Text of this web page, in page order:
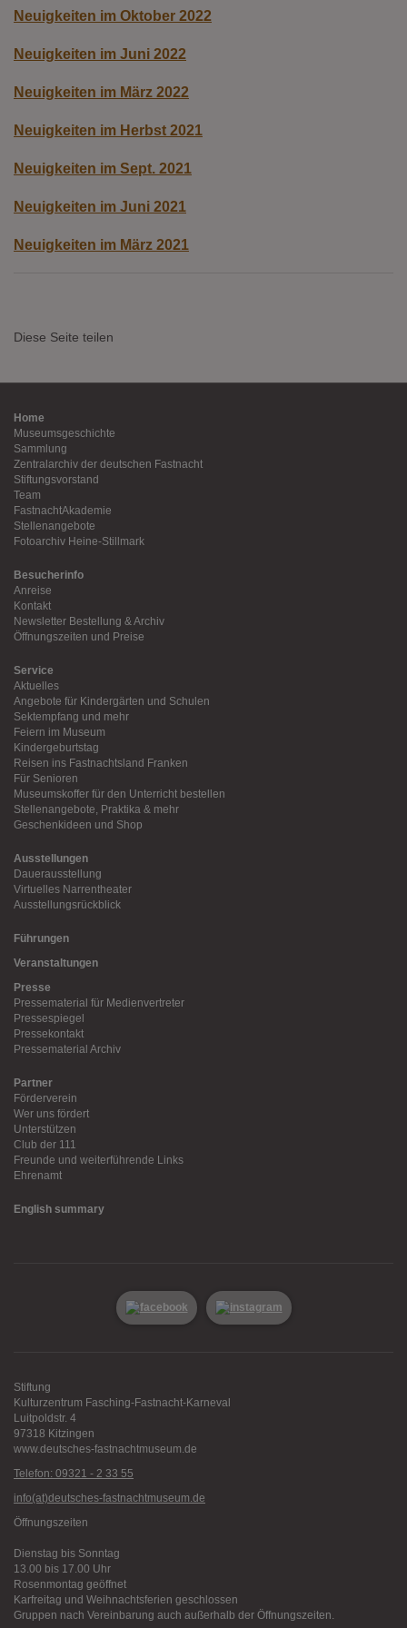
Neuigkeiten im Oktober 2022
Neuigkeiten im Juni 2022
Neuigkeiten im März 2022
Neuigkeiten im Herbst 2021
Neuigkeiten im Sept. 2021
Neuigkeiten im Juni 2021
Neuigkeiten im März 2021
Diese Seite teilen
Home
Museumsgeschichte
Sammlung
Zentralarchiv der deutschen Fastnacht
Stiftungsvorstand
Team
FastnachtAkademie
Stellenangebote
Fotoarchiv Heine-Stillmark
Besucherinfo
Anreise
Kontakt
Newsletter Bestellung & Archiv
Öffnungszeiten und Preise
Service
Aktuelles
Angebote für Kindergärten und Schulen
Sektempfang und mehr
Feiern im Museum
Kindergeburtstag
Reisen ins Fastnachtsland Franken
Für Senioren
Museumskoffer für den Unterricht bestellen
Stellenangebote, Praktika & mehr
Geschenkideen und Shop
Ausstellungen
Dauerausstellung
Virtuelles Narrentheater
Ausstellungsrückblick
Führungen
Veranstaltungen
Presse
Pressematerial für Medienvertreter
Pressespiegel
Pressekontakt
Pressematerial Archiv
Partner
Förderverein
Wer uns fördert
Unterstützen
Club der 111
Freunde und weiterführende Links
Ehrenamt
English summary
Stiftung
Kulturzentrum Fasching-Fastnacht-Karneval
Luitpoldstr. 4
97318 Kitzingen
www.deutsches-fastnachtmuseum.de
Telefon: 09321 - 2 33 55
info(at)deutsches-fastnachtmuseum.de
Öffnungszeiten
Dienstag bis Sonntag
13.00 bis 17.00 Uhr
Rosenmontag geöffnet
Karfreitag und Weihnachtsferien geschlossen
Gruppen nach Vereinbarung auch außerhalb der Öffnungszeiten.